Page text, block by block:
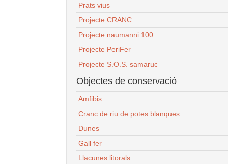
Prats vius
Projecte CRANC
Projecte naumanni 100
Projecte PeriFer
Projecte S.O.S. samaruc
Objectes de conservació
Amfibis
Cranc de riu de potes blanques
Dunes
Gall fer
Llacunes litorals